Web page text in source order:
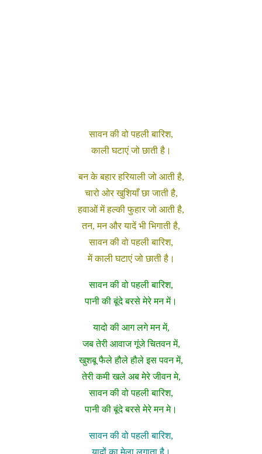
सावन की वो पहली बारिश,
काली घटाएं जो छाती है।
बन के बहार हरियाली जो आती है,
चारो ओर खुशियाँ छा जाती है,
हवाओं में हल्की फुहार जो आती है,
तन, मन और यादें भी भिगाती है,
सावन की वो पहली बारिश,
में काली घटाएं जो छाती है।
सावन की वो पहली बारिश,
पानी की बूंदे बरसे मेरे मन में।
यादो की आग लगे मन में,
जब तेरी आवाज गूंजे चितवन में,
खुशबू फैले हौले हौले इस पवन में,
तेरी कमी खले अब मेरे जीवन मे,
सावन की वो पहली बारिश,
पानी की बूंदे बरसे मेरे मन मे।
सावन की वो पहली बारिश,
यादों का मेला लगाता है।